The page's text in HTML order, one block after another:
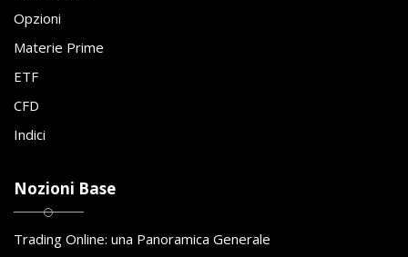
Opzioni
Materie Prime
ETF
CFD
Indici
Nozioni Base
Trading Online: una Panoramica Generale